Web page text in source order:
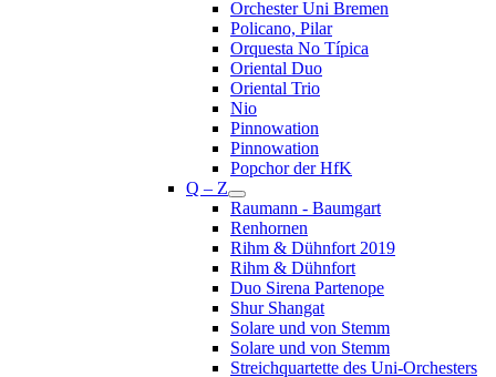
Orchester Uni Bremen
Policano, Pilar
Orquesta No Típica
Oriental Duo
Oriental Trio
Nio
Pinnowation
Pinnowation
Popchor der HfK
Q – Z
Raumann - Baumgart
Renhornen
Rihm & Dühnfort 2019
Rihm & Dühnfort
Duo Sirena Partenope
Shur Shangat
Solare und von Stemm
Solare und von Stemm
Streichquartette des Uni-Orchesters